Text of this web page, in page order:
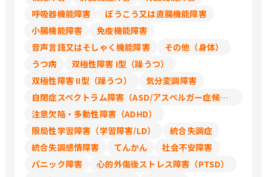
呼吸器機能障害
ぼうこう又は直腸機能障害
小腸機能障害
免疫機能障害
音声言語又はそしゃく機能障害
その他（身体）
うつ病
双極性障害 I型（躁うつ）
双極性障害 II型（躁うつ）
気分変調障害
自閉症スペクトラム障害（ASD/アスペルガー症候群/広汎性発達障害）
注意欠陥・多動性障害（ADHD）
限局性学習障害（学習障害/LD）
統合失調症
統合失調感情障害
てんかん
社会不安障害
パニック障害
心的外傷後ストレス障害（PTSD）